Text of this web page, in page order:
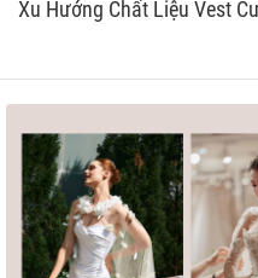
Xu Hướng Chất Liệu Vest